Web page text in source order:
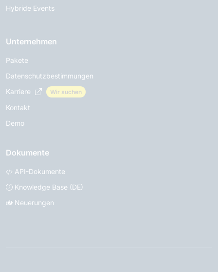
Hybride Events
Unternehmen
Pakete
Datenschutzbestimmungen
Karriere
Wir suchen
Kontakt
Demo
Dokumente
API-Dokumente
Knowledge Base (DE)
Neuerungen